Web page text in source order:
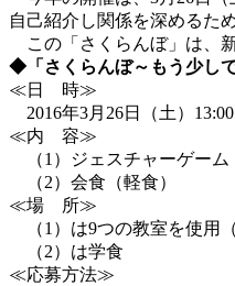
自己紹介し関係を深めるた
この「さくらんぼ」は、
◆「さくらんぼ～もう少し
≪日 時≫
2016年3月26日（土）13:00
≪内 容≫
（1）ジェスチャーゲーム
（2）会食（軽食）
≪場 所≫
（1）は9つの教室を使用
（2）は学食
≪応募方法≫